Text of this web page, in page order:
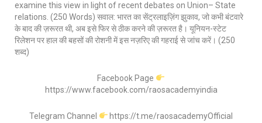
examine this view in light of recent debates on Union– State
relations. (250 Words) सवाल: भारत का सेंट्रलाइज़िंग झुकाव, जो कभी बंटवारे
के बाद की ज़रूरत थी, अब इसे फिर से ठीक करने की ज़रूरत है। यूनियन-स्टेट
रिलेशन पर हाल की बहसों की रोशनी में इस नज़रिए की गहराई से जांच करें। (250
शब्द)
Facebook Page
https://www.facebook.com/raosacademyindia
Telegram Channel https://t.me/raosacademyOfficial